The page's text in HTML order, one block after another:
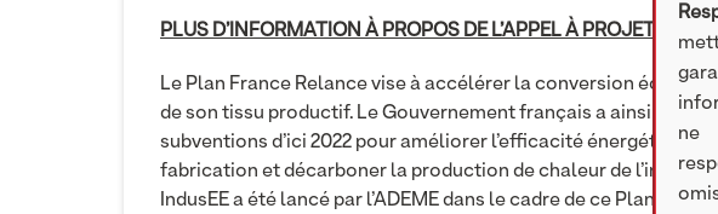
PLUS D’INFORMATION À PROPOS DE L’APPEL À PROJET
Le Plan France Relance vise à accélérer la conversion
de son tissu productif. Le Gouvernement français a ainsi alloué
subventions d’ici 2022 pour améliorer l’efficacité énergétique,
fabrication et décarboner la production de chaleur de l’industrie
IndusEE a été lancé par l’ADEME dans le cadre de ce Plan. Cet
ne